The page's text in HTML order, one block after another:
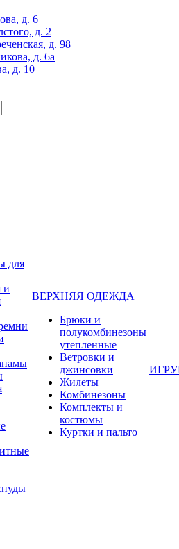
д. 6
д. 2
д. 98
д. 6а
д. 10
для
и
ВЕРХНЯЯ ОДЕЖДА
Брюки и
полукомбинезоны
утепленные
Ветровки и
джинсовки
Жилеты
Комбинезоны
Комплекты и
костюмы
Куртки и пальто